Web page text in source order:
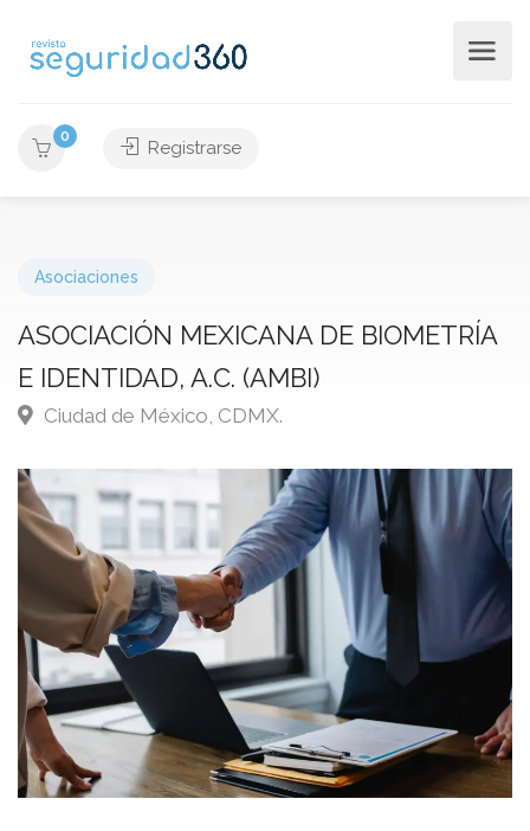
0
Registrarse
Asociaciones
ASOCIACIÓN MEXICANA DE BIOMETRÍA
E IDENTIDAD, A.C. (AMBI)
Ciudad de México, CDMX.